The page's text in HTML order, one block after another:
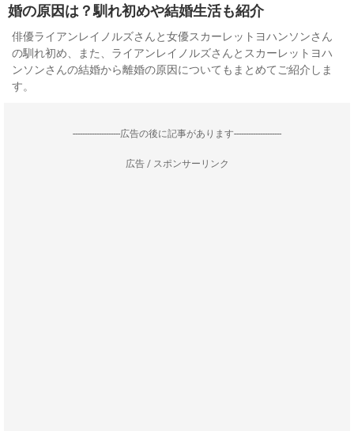
婚の原因は？馴れ初めや結婚生活も紹介
俳優ライアンレイノルズさんと女優スカーレットヨハンソンさん
の馴れ初め、また、ライアンレイノルズさんとスカーレットヨハ
ンソンさんの結婚から離婚の原因についてもまとめてご紹介しま
す。
--------------------広告の後に記事があります--------------------
広告 / スポンサーリンク